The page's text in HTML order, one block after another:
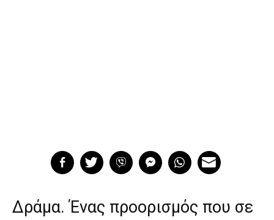
Δράμα. Ένας προορισμός που σε